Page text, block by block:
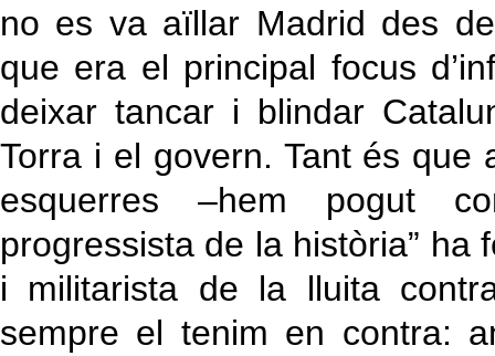
no es va aïllar Madrid des
que era el principal focus
deixar tancar i blindar
Torra i el govern. Tant és
esquerres –hem pogut
progressista de la història” ha
i militarista de la lluita
sempre el tenim en contra: